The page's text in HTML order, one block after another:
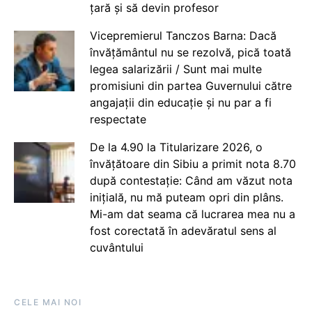
țară și să devin profesor
Vicepremierul Tanczos Barna: Dacă
învățământul nu se rezolvă, pică toată
legea salarizării / Sunt mai multe
promisiuni din partea Guvernului către
angajații din educație și nu par a fi
respectate
De la 4.90 la Titularizare 2026, o
învățătoare din Sibiu a primit nota 8.70
după contestație: Când am văzut nota
inițială, nu mă puteam opri din plâns.
Mi-am dat seama că lucrarea mea nu a
fost corectată în adevăratul sens al
cuvântului
CELE MAI NOI